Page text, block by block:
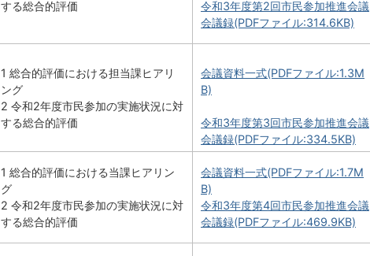
する総合的評価
令和3年度第2回市民参加推進会議
会議録(PDFファイル:314.6KB)
1 総合的評価における担当課ヒアリ
ング
2 令和2年度市民参加の実施状況に対
する総合的評価
会議資料一式(PDFファイル:1.3M
B)
令和3年度第3回市民参加推進会議
会議録(PDFファイル:334.5KB)
1 総合的評価における当課ヒアリン
グ
2 令和2年度市民参加の実施状況に対
する総合的評価
会議資料一式(PDFファイル:1.7M
B)
令和3年度第4回市民参加推進会議
会議録(PDFファイル:469.9KB)